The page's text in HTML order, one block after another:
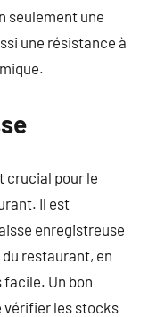
seulement une
une résistance à
crucial pour le
Il est
enregistreuse
restaurant, en
Un bon
vérifier les stocks